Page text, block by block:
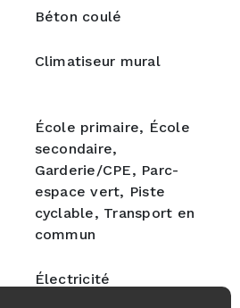
Béton coulé
Climatiseur mural
École primaire, École
secondaire,
Garderie/CPE, Parc-
espace vert, Piste
cyclable, Transport en
commun
Électricité